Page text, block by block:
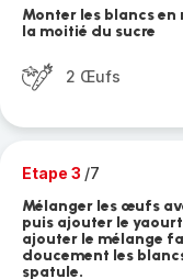
Monter les blancs
la moitié du sucre
2 Œufs
Etape 3 /7
Mélanger les œufs
puis ajouter le
ajouter le mélange
doucement les
spatule.